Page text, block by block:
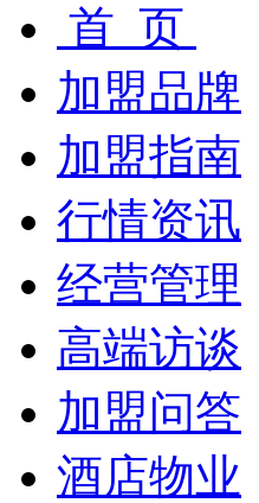
首 页
加盟品牌
加盟指南
行情资讯
经营管理
高端访谈
加盟问答
酒店物业